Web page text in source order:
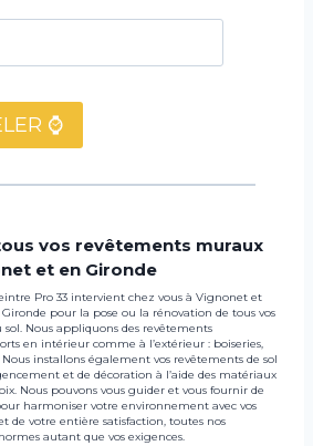
vos revêtements muraux
et en Gironde
Pro 33 intervient chez vous à Vignonet et
pour la pose ou la rénovation de tous vos
Nous appliquons des revêtements
en intérieur comme à l’extérieur : boiseries,
installons également vos revêtements de sol
et de décoration à l’aide des matériaux
Nous pouvons vous guider et vous fournir de
harmoniser votre environnement avec vos
de votre entière satisfaction, toutes nos
autant que vos exigences.